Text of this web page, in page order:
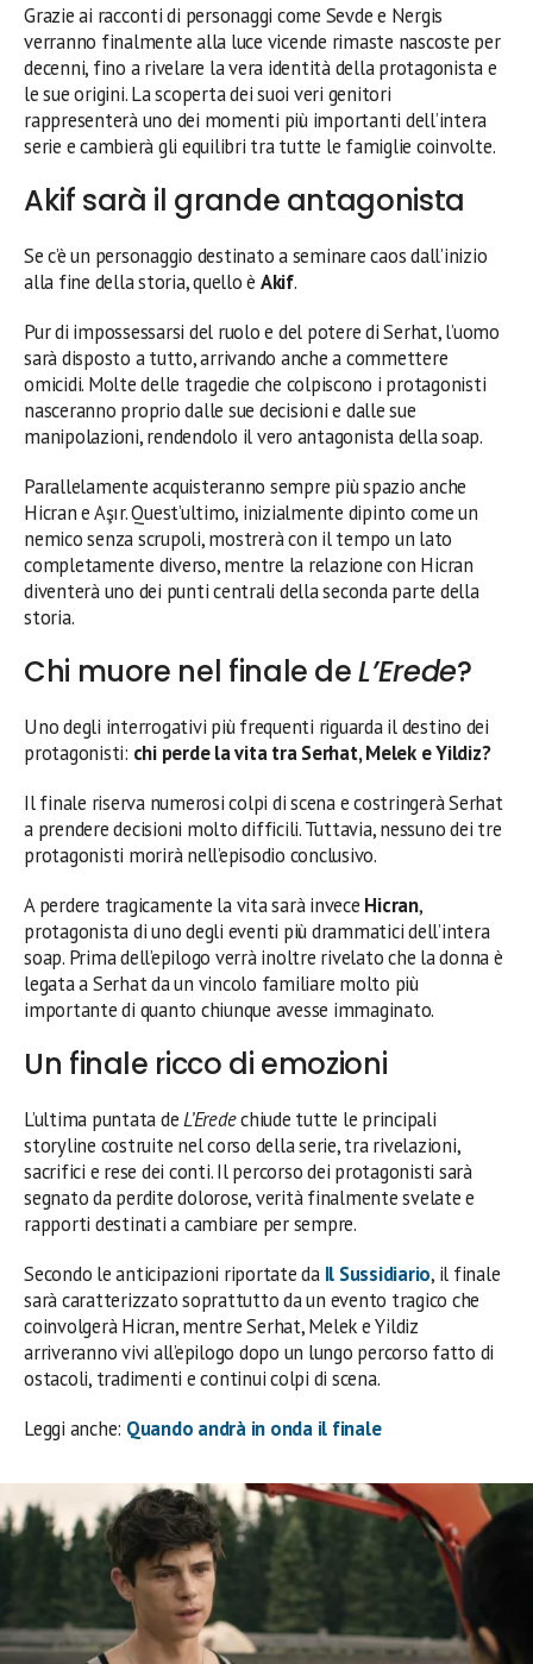
Grazie ai racconti di personaggi come Sevde e Nergis
verranno finalmente alla luce vicende rimaste nascoste per
decenni, fino a rivelare la vera identità della protagonista e
le sue origini. La scoperta dei suoi veri genitori
rappresenterà uno dei momenti più importanti dell’intera
serie e cambierà gli equilibri tra tutte le famiglie coinvolte.
Akif sarà il grande antagonista
Se c’è un personaggio destinato a seminare caos dall’inizio
alla fine della storia, quello è Akif.
Pur di impossessarsi del ruolo e del potere di Serhat, l’uomo
sarà disposto a tutto, arrivando anche a commettere
omicidi. Molte delle tragedie che colpiscono i protagonisti
nasceranno proprio dalle sue decisioni e dalle sue
manipolazioni, rendendolo il vero antagonista della soap.
Parallelamente acquisteranno sempre più spazio anche
Hicran e Aşır. Quest’ultimo, inizialmente dipinto come un
nemico senza scrupoli, mostrerà con il tempo un lato
completamente diverso, mentre la relazione con Hicran
diventerà uno dei punti centrali della seconda parte della
storia.
Chi muore nel finale deL’Erede?
Uno degli interrogativi più frequenti riguarda il destino dei
protagonisti: chi perde la vita tra Serhat, Melek e Yildiz?
Il finale riserva numerosi colpi di scena e costringerà Serhat
a prendere decisioni molto difficili. Tuttavia, nessuno dei tre
protagonisti morirà nell’episodio conclusivo.
A perdere tragicamente la vita sarà invece Hicran,
protagonista di uno degli eventi più drammatici dell’intera
soap. Prima dell’epilogo verrà inoltre rivelato che la donna è
legata a Serhat da un vincolo familiare molto più
importante di quanto chiunque avesse immaginato.
Un finale ricco di emozioni
L’ultima puntata deL’Eredechiude tutte le principali
storyline costruite nel corso della serie, tra rivelazioni,
sacrifici e rese dei conti. Il percorso dei protagonisti sarà
segnato da perdite dolorose, verità finalmente svelate e
rapporti destinati a cambiare per sempre.
Secondo le anticipazioni riportate da Il Sussidiario, il finale
sarà caratterizzato soprattutto da un evento tragico che
coinvolgerà Hicran, mentre Serhat, Melek e Yildiz
arriveranno vivi all’epilogo dopo un lungo percorso fatto di
ostacoli, tradimenti e continui colpi di scena.
Leggi anche: Quando andrà in onda il finale